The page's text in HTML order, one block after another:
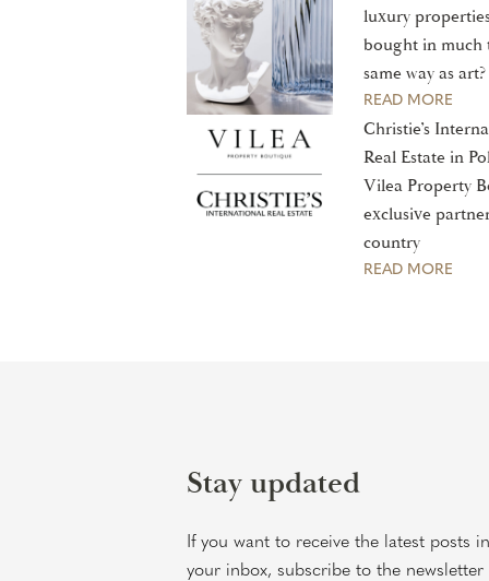
luxury
bought in much
same way as art?
READ MORE
Christie’s
Real Estate in
Vilea Property
exclusive
country
READ MORE
Stay updated
If you want to receive the latest posts in
your inbox, subscribe to the newsletter